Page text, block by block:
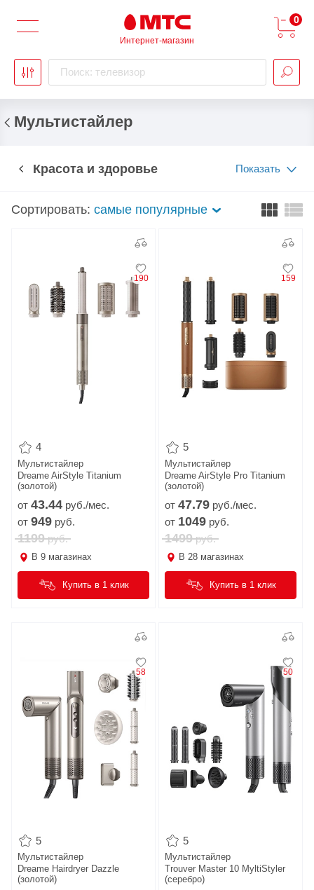
Интернет-магазин
Поиск: телевизор
0
Мультистайлер
Красота и здоровье Показать
Сортировать: самые популярные
190
4
Мультистайлер
Dreame AirStyle Titanium
(золотой)
от 43.44 руб./мес.
от 949 руб.
1199руб.
В 9 магазинах
Купить в 1 клик
159
5
Мультистайлер
Dreame AirStyle Pro Titanium
(золотой)
от 47.79 руб./мес.
от 1049 руб.
1499руб.
В 28 магазинах
Купить в 1 клик
58
5
Мультистайлер
Dreame Hairdryer Dazzle
(золотой)
50
5
Мультистайлер
Trouver Master 10 MyltiStyler
(серебро)